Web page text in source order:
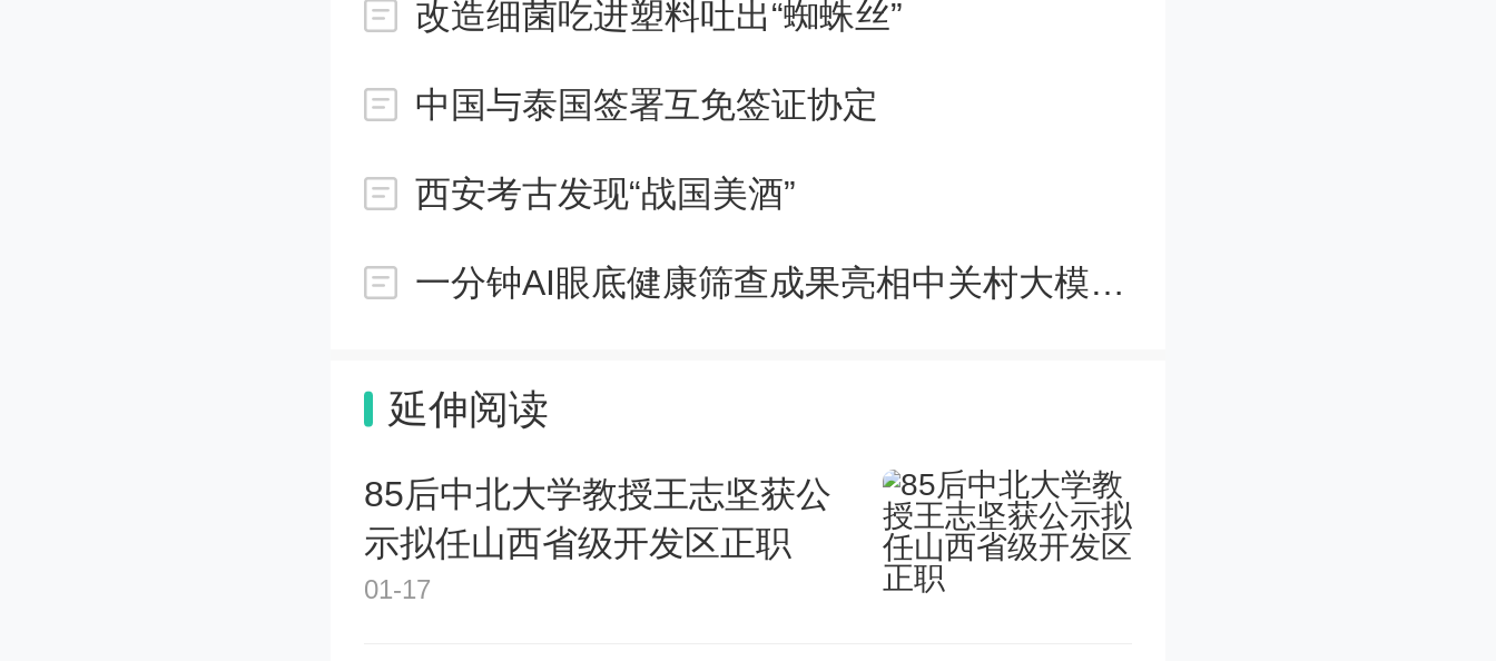
金-史密斯表示，这一成果可能会改变人们对有机
化学的看法。对化学的更深入理解，亦可促使人
品进行快速检测和分析。在节省人力和时间的同
时，能提高分析的准确性。不过，科研人员不满
足于仅使用高通量技术，还加上了人工智能这
改造细菌吃进塑料吐出“蜘蛛丝”
中国与泰国签署互免签证协定
西安考古发现“战国美酒”
一分钟AI眼底健康筛查成果亮相中关村大模型论坛
延伸阅读
85后中北大学教授王志坚获公
示拟任山西省级开发区正职
01-17